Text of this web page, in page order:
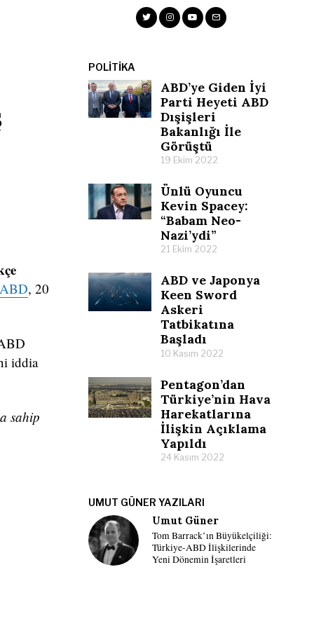
ABD, 20
iddia
sahip
POLITIKA
ABD’ye Giden İyi
Parti Heyeti ABD
Dışişleri
Bakanlığı İle
Görüştü
19 Ekim 2022
Ünlü Oyuncu
Kevin Spacey:
“Babam Neo-
Nazi’ydi”
21 Ekim 2022
ABD ve Japonya
Keen Sword
Askeri
Tatbikatına
Başladı
10 Kasım 2022
Pentagon’dan
Türkiye’nin Hava
Harekatlarına
İlişkin Açıklama
Yapıldı
24 Kasım 2022
UMUT GÜNER YAZILARI
Umut Güner
Tom Barrack’ın Büyükelçiliği:
Türkiye-ABD İlişkilerinde
Yeni Dönemin İşaretleri